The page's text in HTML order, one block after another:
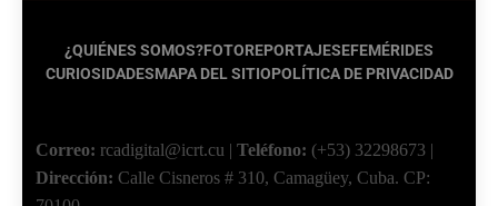
¿QUIÉNES SOMOS?FOTOREPORTAJESEFEMÉRIDES
CURIOSIDADESMAPA DEL SITIOPOLÍTICA DE PRIVACIDAD
Correo: rcadigital@icrt.cu | Teléfono: (+53) 32298673 |
Dirección: Calle Cisneros # 310, Camagüey, Cuba. CP: